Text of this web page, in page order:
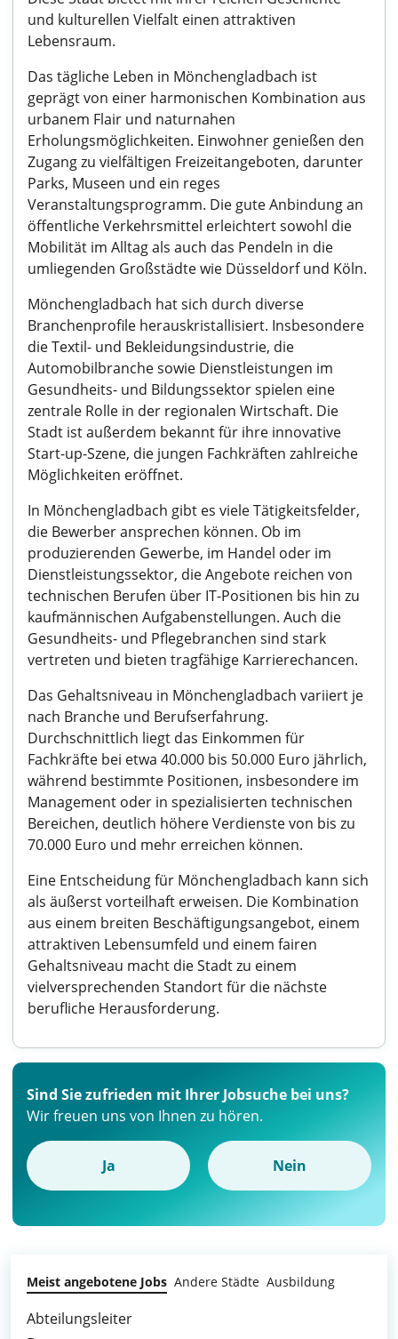
und kulturellen Vielfalt einen attraktiven
Lebensraum.
Das tägliche Leben in Mönchengladbach ist
geprägt von einer harmonischen Kombination aus
urbanem Flair und naturnahen
Erholungsmöglichkeiten. Einwohner genießen den
Zugang zu vielfältigen Freizeitangeboten, darunter
Parks, Museen und ein reges
Veranstaltungsprogramm. Die gute Anbindung an
öffentliche Verkehrsmittel erleichtert sowohl die
Mobilität im Alltag als auch das Pendeln in die
umliegenden Großstädte wie Düsseldorf und Köln.
Mönchengladbach hat sich durch diverse
Branchenprofile herauskristallisiert. Insbesondere
die Textil- und Bekleidungsindustrie, die
Automobilbranche sowie Dienstleistungen im
Gesundheits- und Bildungssektor spielen eine
zentrale Rolle in der regionalen Wirtschaft. Die
Stadt ist außerdem bekannt für ihre innovative
Start-up-Szene, die jungen Fachkräften zahlreiche
Möglichkeiten eröffnet.
In Mönchengladbach gibt es viele Tätigkeitsfelder,
die Bewerber ansprechen können. Ob im
produzierenden Gewerbe, im Handel oder im
Dienstleistungssektor, die Angebote reichen von
technischen Berufen über IT-Positionen bis hin zu
kaufmännischen Aufgabenstellungen. Auch die
Gesundheits- und Pflegebranchen sind stark
vertreten und bieten tragfähige Karrierechancen.
Das Gehaltsniveau in Mönchengladbach variiert je
nach Branche und Berufserfahrung.
Durchschnittlich liegt das Einkommen für
Fachkräfte bei etwa 40.000 bis 50.000 Euro jährlich,
während bestimmte Positionen, insbesondere im
Management oder in spezialisierten technischen
Bereichen, deutlich höhere Verdienste von bis zu
70.000 Euro und mehr erreichen können.
Eine Entscheidung für Mönchengladbach kann sich
als äußerst vorteilhaft erweisen. Die Kombination
aus einem breiten Beschäftigungsangebot, einem
attraktiven Lebensumfeld und einem fairen
Gehaltsniveau macht die Stadt zu einem
vielversprechenden Standort für die nächste
berufliche Herausforderung.
Sind Sie zufrieden mit Ihrer Jobsuche bei uns?
Wir freuen uns von Ihnen zu hören.
Ja Nein
Meist angebotene Jobs Andere Städte Ausbildung
Abteilungsleiter